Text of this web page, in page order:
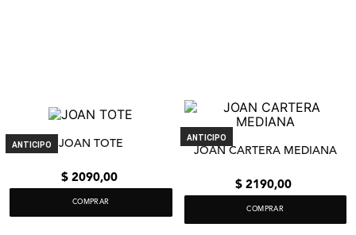
JOAN TOTE
ANTICIPO
$ 2090,00
COMPRAR
JOAN CARTERA MEDIANA
ANTICIPO
$ 2190,00
COMPRAR